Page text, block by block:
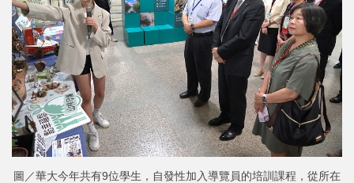
圖／華大今年共有9位學生，自發性加入導覽員的培訓課程，從所在